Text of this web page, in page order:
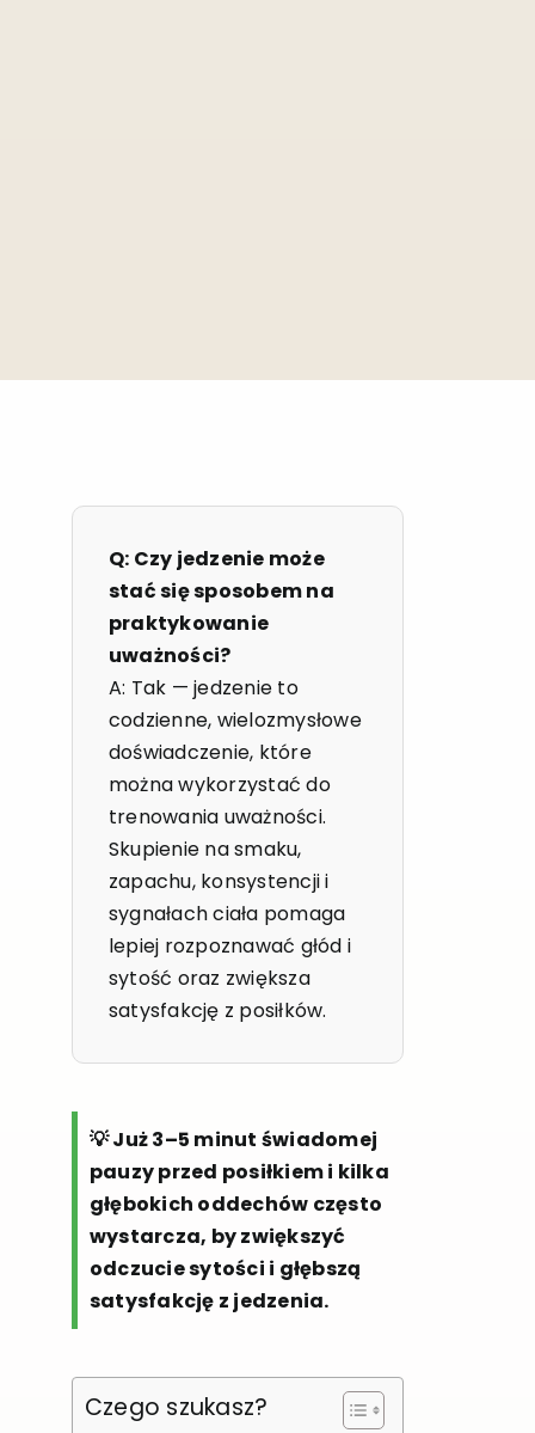
Q: Czy jedzenie może
stać się sposobem na
praktykowanie
uważności?
A: Tak — jedzenie to
codzienne, wielozmysłowe
doświadczenie, które
można wykorzystać do
trenowania uważności.
Skupienie na smaku,
zapachu, konsystencji i
sygnałach ciała pomaga
lepiej rozpoznawać głód i
sytość oraz zwiększa
satysfakcję z posiłków.
💡 Już 3–5 minut świadomej
pauzy przed posiłkiem i kilka
głębokich oddechów często
wystarcza, by zwiększyć
odczucie sytości i głębszą
satysfakcję z jedzenia.
Czego szukasz?